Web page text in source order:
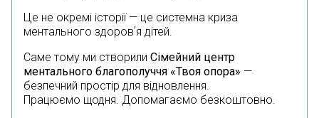
Це не окремі історії — це системна криза
ментального здоровʼя дітей.
Саме тому ми створили Сімейний центр
ментального благополуччя «Твоя опора» —
безпечний простір для відновлення.
Працюємо щодня. Допомагаємо безкоштовно.